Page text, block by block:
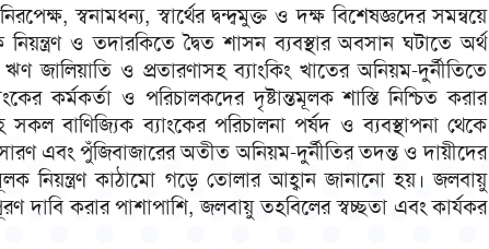
স্বনামধন্য, স্বার্থের দ্বন্দ্বমুক্ত ও দক্ষ বিশেষজ্ঞদের সমন্বয়ে
নিয়ন্ত্রণ ও তদারকিতে দ্বৈত শাসন ব্যবস্থার অবসান ঘটাতে অর্থ
ঋণ জালিয়াতি ও প্রতারণাসহ ব্যাংকিং খাতের অনিয়ম-দুর্নীতিতে
কর্মকর্তা ও পরিচালকদের দৃষ্টান্তমূলক শাস্তি নিশ্চিত করার
বাণিজ্যিক ব্যাংকের পরিচালনা পর্ষদ ও ব্যবস্থাপনা থেকে
এবং পুঁজিবাজারের অতীত অনিয়ম-দুর্নীতির তদন্ত ও দায়ীদের
নিয়ন্ত্রণ কাঠামো গড়ে তোলার আহ্বান জানানো হয়। জলবায়ু
দাবি করার পাশাপাশি, জলবায়ু তহবিলের স্বচ্ছতা এবং কার্যকর